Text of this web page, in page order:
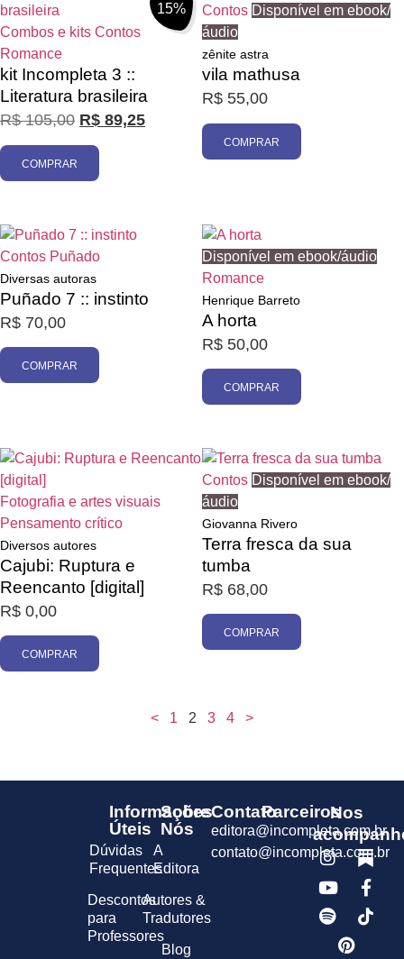
15%
Combos e kits Contos
Romance
kit Incompleta 3 ::
Literatura brasileira
R$105,00 R$ 89,25
COMPRAR
Contos Disponível em ebook/
áudio
zênite astra
vila mathusa
R$ 55,00
COMPRAR
Contos Puñado
Diversas autoras
Puñado 7 :: instinto
R$ 70,00
COMPRAR
Disponível em ebook/áudio
Romance
Henrique Barreto
A horta
R$ 50,00
COMPRAR
Fotografia e artes visuais
Pensamento crítico
Diversos autores
Cajubi: Ruptura e
Reencanto [digital]
R$ 0,00
COMPRAR
Contos Disponível em ebook/
áudio
Giovanna Rivero
Terra fresca da sua
tumba
R$ 68,00
COMPRAR
< 1 2 3 4 >
Informações
Úteis
Dúvidas
Frequentes
Descontos
para
Professores
Sobre
Nós
A
Editora
Autores &
Tradutores
Blog
Contato
editora@incompleta.com.br
contato@incompleta.com.br
ParceirosNos